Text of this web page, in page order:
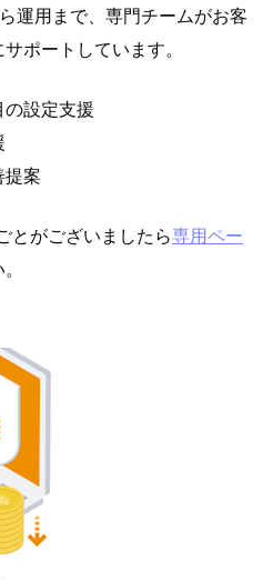
運用まで、専門チームがお客
ポートしています。
の設定支援
提案
とがございましたら専用ペー